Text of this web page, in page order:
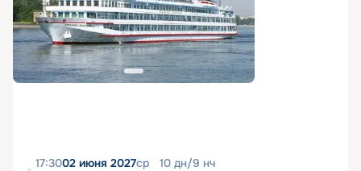
17:3002 июня 2027ср 10 дн/9 нч